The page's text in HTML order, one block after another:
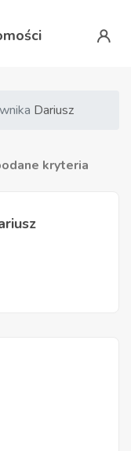
Dariusz
kryteria